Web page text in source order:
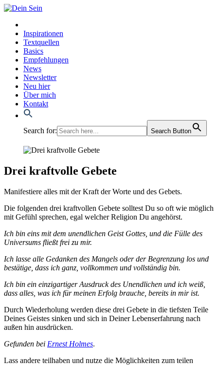
Inspirationen
Textquellen
Basics
Empfehlungen
News
Newsletter
Neu hier
Über mich
Kontakt
Search for: Search Button
Drei kraftvolle Gebete
Mani­fes­tie­re alles mit der Kraft der Wor­te und des Gebets.
Die fol­gen­den drei kraft­vol­len Gebe­te soll­test Du so oft wie mög­lich
mit Gefühl spre­chen, egal wel­cher Reli­gi­on Du ange­hörst.
Ich bin eins mit dem unend­li­chen Geist Got­tes, und die Fül­le des
Uni­ver­sums fließt frei zu mir.
Ich las­se alle Gedan­ken des Man­gels oder der Begren­zung los und
bestä­ti­ge, dass ich ganz, voll­kom­men und voll­stän­dig bin.
Ich bin ein ein­zig­ar­ti­ger Aus­druck des Unend­li­chen und ich weiß,
dass alles, was ich für mei­nen Erfolg brau­che, bereits in mir ist.
Durch Wie­der­ho­lung wer­den die­se drei Gebe­te in die tiefs­ten Tei­le
Dei­nes Geis­tes sin­ken und sich in Dei­ner Lebens­er­fah­rung nach
außen hin aus­drü­cken.
Gefun­den bei Ernest Hol­mes.
Lass ande­re teil­ha­ben und nut­ze die Mög­lich­kei­ten zum tei­len